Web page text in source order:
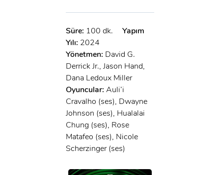
Süre: 100 dk.
Yapım
Yılı: 2024
Yönetmen: David G.
Derrick Jr., Jason Hand,
Dana Ledoux Miller
Oyuncular: Auli’i
Cravalho (ses), Dwayne
Johnson (ses), Hualalai
Chung (ses), Rose
Matafeo (ses), Nicole
Scherzinger (ses)